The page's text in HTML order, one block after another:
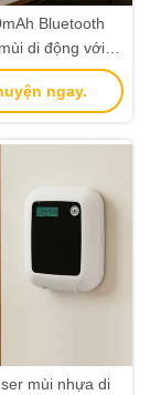
Bluetooth
di động với
báo động mức
thấpngay.
mùi nhựa di